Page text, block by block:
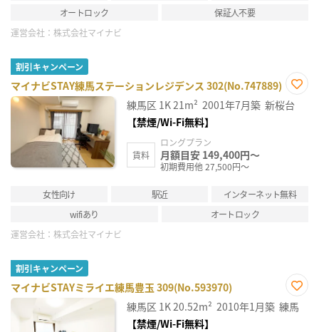
オートロック
保証人不要
運営会社： 株式会社マイナビ
割引キャンペーン
マイナビSTAY練馬ステーションレジデンス 302(No.747889)
お気
に入
練馬区 1K21m² 2001年7月築 新桜台
【禁煙/Wi-Fi無料】
賃料
ロングプラン
月額目安 149,400円～
初期費用他 27,500円～
女性向け 駅近
インターネット無料
wifiあり
オートロック
運営会社： 株式会社マイナビ
割引キャンペーン
マイナビSTAYミライエ練馬豊玉 309(No.593970)
お気
に入
練馬区 1K20.52m² 2010年1月築 練馬
【禁煙/Wi-Fi無料】